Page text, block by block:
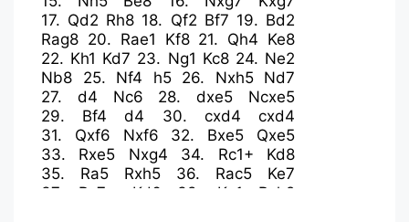
17. Qd2 Rh8 18. Qf2 Bf7 19. Bd2
Rag8 20. Rae1 Kf8 21. Qh4 Ke8
22. Kh1 Kd7 23. Ng1 Kc8 24. Ne2
Nb8
25. Nf4 h5 26. Nxh5
Nd7
27. d4 Nc6 28.dxe5
Ncxe5
29. Bf4 d4 30. cxd4
cxd4
31. Qxf6 Nxf6 32. Bxe5
Qxe5
33. Rxe5 Nxg4 34. Rc1+
Kd8
35. Ra5 Rxh5 36. Rac5
Ke7
37. Rc7+ Kd6 38. Kg1
Rxh2